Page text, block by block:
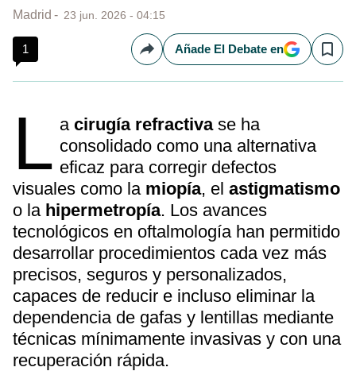
Madrid 23 jun. 2026 - 04:15
1 CompartirAñade El Debate en Save
L acirugía refractivase ha
consolidado como una alternativa
eficaz para corregir defectos
visuales como la miopía, el astigmatismo
o la hipermetropía. Los avances
tecnológicos en oftalmología han permitido
desarrollar procedimientos cada vez más
precisos, seguros y personalizados,
capaces de reducir e incluso eliminar la
dependencia de gafas y lentillas mediante
técnicas mínimamente invasivas y con una
recuperación rápida.